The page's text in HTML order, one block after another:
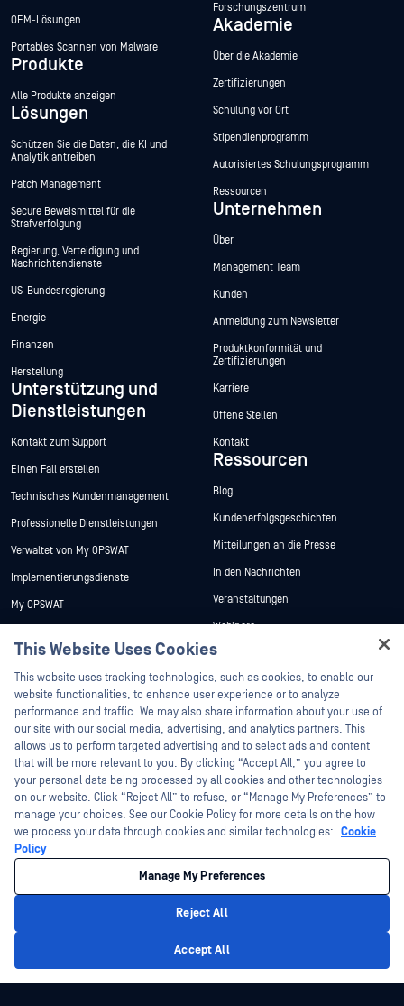
OEM-Lösungen
Portables Scannen von Malware
Produkte
Alle Produkte anzeigen
Lösungen
Schützen Sie die Daten, die KI und
Analytik antreiben
Patch Management
Secure Beweismittel für die
Strafverfolgung
Regierung, Verteidigung und
Nachrichtendienste
US-Bundesregierung
Energie
Finanzen
Herstellung
Unterstützung und
Dienstleistungen
Kontakt zum Support
Einen Fall erstellen
Technisches Kundenmanagement
Professionelle Dienstleistungen
Verwaltet von My OPSWAT
Implementierungsdienste
My OPSWAT
Ausbildung
Programm zur Behebung von
Sicherheitslücken
Partner
Zertifizierung
Technologie-Partner
Partner Programm
Forschungszentrum
Akademie
Über die Akademie
Zertifizierungen
Schulung vor Ort
Stipendienprogramm
Autorisiertes Schulungsprogramm
Ressourcen
Unternehmen
Über
Management Team
Kunden
Anmeldung zum Newsletter
Produktkonformität und
Zertifizierungen
Karriere
Offene Stellen
Kontakt
Ressourcen
Blog
Kundenerfolgsgeschichten
Mitteilungen an die Presse
In den Nachrichten
Veranstaltungen
Webinare
Datenblätter
Weiße Papiere
Kostenlose Tools
©2026 OPSWAT . Alle Rechte vorbehalten. OPSWAT, MetaDefender, Metascan,
MetaAccess, das OPSWAT , Trust no File. Trust No Device., OPSWAT , Protecting the
World's Critical Infrastructure, Deep CDR™ Technology, InQuest, das InQuest-Logo,
DFI, RetroHunt, Deep File Inspection und Join the Hunt sind Marken von OPSWAT .
Marken von Drittanbietern sind Eigentum ihrer jeweiligen Inhaber.
Cookie-Präferenzen verwalten
Entscheidungen zum Datenschutz in Kalifornien
This Website Uses Cookies
This website uses tracking technologies, such as cookies, to enable our
website functionalities, to enhance user experience or to analyze
performance and traffic. We may also share information about your use of
our site with our social media, advertising, and analytics partners. This
allows us to perform targeted advertising and to select ads and content
that will be more relevant to you. By clicking “Accept All,” you agree to
your personal data being processed by all cookies and other technologies
on our website. Click “Reject All” to refuse, or “Manage My Preferences” to
manage your choices. See our Cookie Policy for more details on the how
we process your data through cookies and similar technologies: Cookie
Policy
Manage My Preferences
Reject All
Accept All
Hey there!
I'm Ozzy, your OPSWAT virtual assistant.
How can I help you secure what's critical
today?